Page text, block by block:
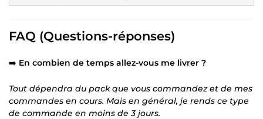
FAQ (Questions-réponses)
➡️ En combien de temps allez-vous me livrer ?
Tout dépendra du pack que vous commandez et de mes
commandes en cours. Mais en général, je rends ce type
de commande en moins de 3 jours.